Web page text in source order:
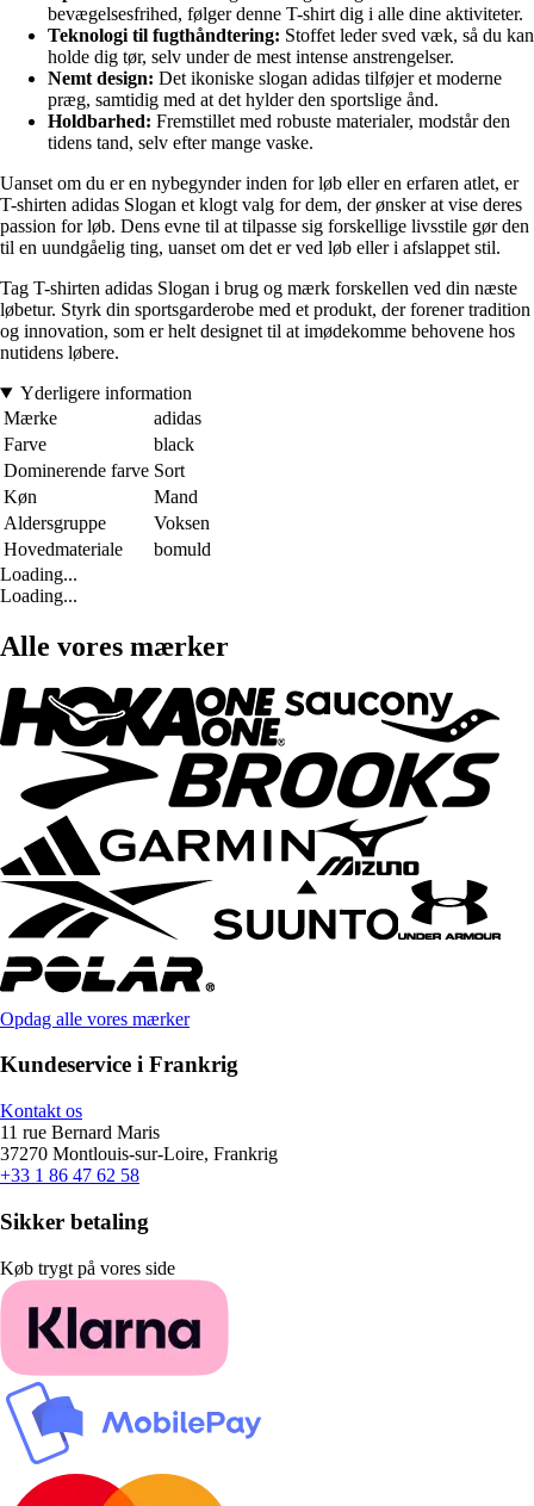
bevægelsesfrihed, følger denne T-shirt dig i alle dine aktiviteter.
Teknologi til fugthåndtering: Stoffet leder sved væk, så du kan
holde dig tør, selv under de mest intense anstrengelser.
Nemt design: Det ikoniske slogan adidas tilføjer et moderne
præg, samtidig med at det hylder den sportslige ånd.
Holdbarhed: Fremstillet med robuste materialer, modstår den
tidens tand, selv efter mange vaske.
Uanset om du er en nybegynder inden for løb eller en erfaren atlet, er
T-shirten adidas Slogan et klogt valg for dem, der ønsker at vise deres
passion for løb. Dens evne til at tilpasse sig forskellige livsstile gør den
til en uundgåelig ting, uanset om det er ved løb eller i afslappet stil.
Tag T-shirten adidas Slogan i brug og mærk forskellen ved din næste
løbetur. Styrk din sportsgarderobe med et produkt, der forener tradition
og innovation, som er helt designet til at imødekomme behovene hos
nutidens løbere.
Yderligere information
Mærke
adidas
Farve
black
Dominerende farve Sort
Køn
Mand
Aldersgruppe
Voksen
Hovedmateriale
bomuld
Loading...
Loading...
Alle vores mærker
Opdag alle vores mærker
Kundeservice i Frankrig
Kontakt os
11 rue Bernard Maris
37270 Montlouis-sur-Loire, Frankrig
+33 1 86 47 62 58
Sikker betaling
Køb trygt på vores side